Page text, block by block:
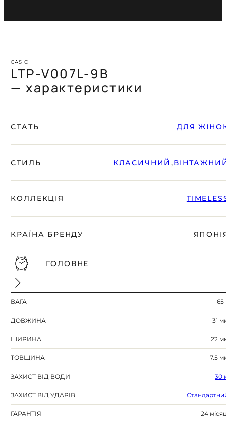
CASIO
LTP-V007L-9B
— характеристики
СТАТЬ ДЛЯ
СТИЛЬ КЛАСИЧНИЙ,
КОЛЛЕКЦІЯ
КРАЇНА БРЕНДУ
ГОЛОВНЕ
ВАГА 65
ДОВЖИНА 31
ШИРИНА 22
ТОВЩИНА 7.5
ЗАХИСТ ВІД ВОДИ 30
ЗАХИСТ ВІД УДАРІВ
ГАРАНТІЯ 24